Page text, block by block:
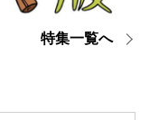
特集一覧へ